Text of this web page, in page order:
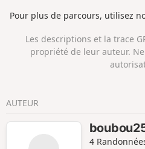
Pour plus de parcours, utilisez
Les descriptions et la trace
propriété de leur auteur.
AUTEUR
4